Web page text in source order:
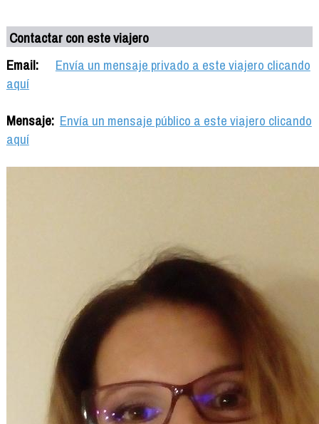
Contactar con este viajero
Email:
Envía un mensaje privado a este viajero clicando
aquí
Mensaje: Envía un mensaje público a este viajero clicando
aquí